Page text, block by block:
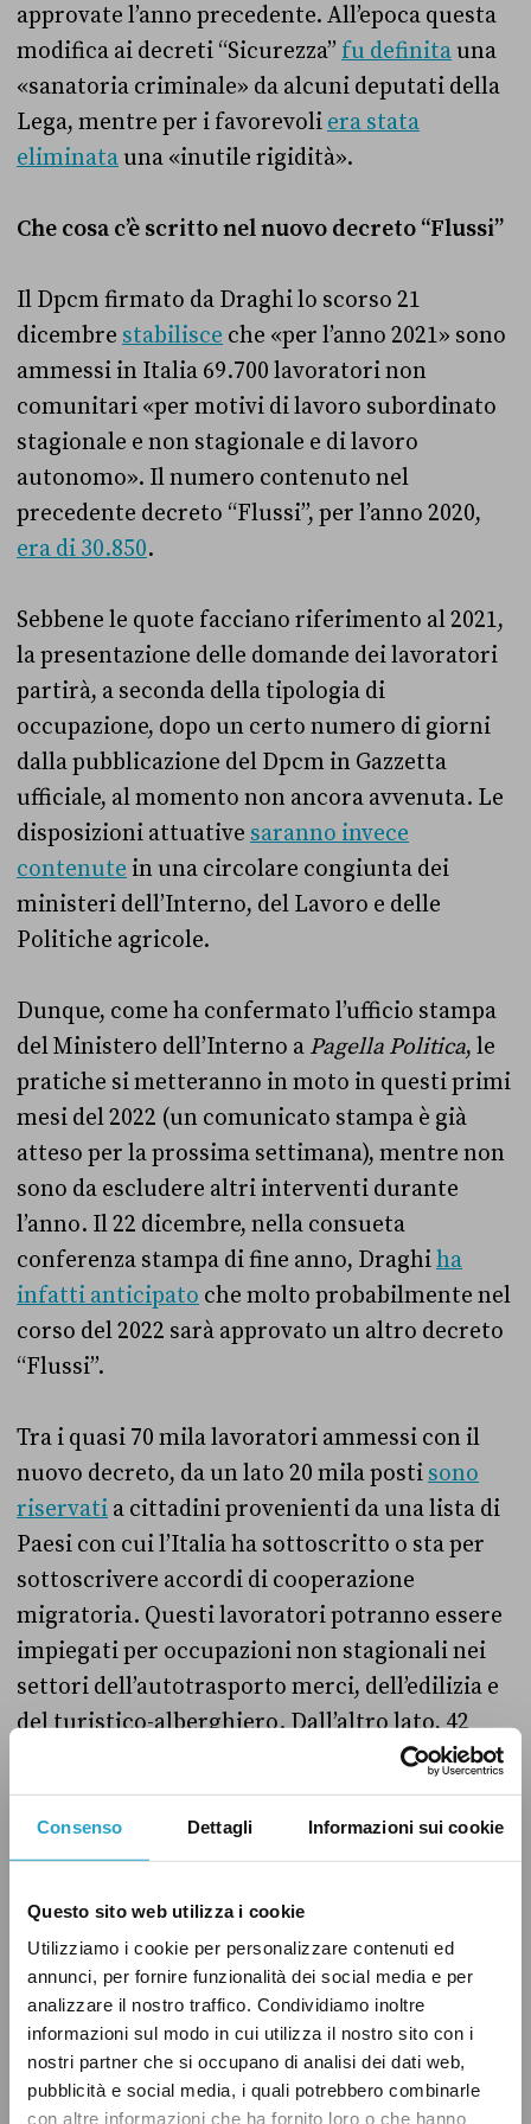
Consenso Dettagli Informazioni sui cookie
Questo sito web utilizza i cookie
Utilizziamo i cookie per personalizzare contenuti ed
annunci, per fornire funzionalità dei social media e per
analizzare il nostro traffico. Condividiamo inoltre
informazioni sul modo in cui utilizza il nostro sito con i
nostri partner che si occupano di analisi dei dati web,
pubblicità e social media, i quali potrebbero combinarle
con altre informazioni che ha fornito loro o che hanno
approvate l’anno precedente. All’epoca questa
modifica ai decreti “Sicurezza” fu definitauna
«sanatoria criminale» da alcuni deputati della
Lega, mentre per i favorevoli era stata
eliminatauna «inutile rigidità».
Che cosa c’è scritto nel nuovo decreto “Flussi”
Il Dpcm firmato da Draghi lo scorso 21
dicembre stabilisce che «per l’anno 2021» sono
ammessi in Italia 69.700 lavoratori non
comunitari «per motivi di lavoro subordinato
stagionale e non stagionale e di lavoro
autonomo». Il numero contenuto nel
precedente decreto “Flussi”, per l’anno 2020,
era di 30.850.
Sebbene le quote facciano riferimento al 2021,
la presentazione delle domande dei lavoratori
partirà, a seconda della tipologia di
occupazione, dopo un certo numero di giorni
dalla pubblicazione del Dpcm in Gazzetta
ufficiale, al momento non ancora avvenuta. Le
disposizioni attuative saranno invece
contenute in una circolare congiunta dei
ministeri dell’Interno, del Lavoro e delle
Politiche agricole.
Dunque, come ha confermato l’ufficio stampa
del Ministero dell’Interno a Pagella Politica, le
pratiche si metteranno in moto in questi primi
mesi del 2022 (un comunicato stampa è già
atteso per la prossima settimana), mentre non
sono da escludere altri interventi durante
l’anno. Il 22 dicembre, nella consueta
conferenza stampa di fine anno, Draghiha
infatti anticipato che molto probabilmente nel
corso del 2022 sarà approvato un altro decreto
“Flussi”.
Tra i quasi 70 mila lavoratori ammessi con il
nuovo decreto, da un lato 20 mila posti sono
riservati a cittadini provenienti da una lista di
Paesi con cui l’Italia ha sottoscritto o sta per
sottoscrivere accordi di cooperazione
migratoria. Questi lavoratori potranno essere
impiegati per occupazioni non stagionali nei
settori dell’autotrasporto merci, dell’edilizia e
del turistico-alberghiero. Dall’altro lato, 42
a cittadini non
comunitari, residenti all’estero, per motivi di
lavoro subordinato stagionale nei settori
dell’agricoltura, del turismo e della ricezione
alberghiera.
In valori assoluti, la quota dei 69.700 ingressi
segna un cambio rilevante rispetto a quanto
avvenuto nel recente passato. La cifra di 30.850
ingressi,fissataper il 2020, era infatti
contenuta anche nei decreti “Flussi” per gli